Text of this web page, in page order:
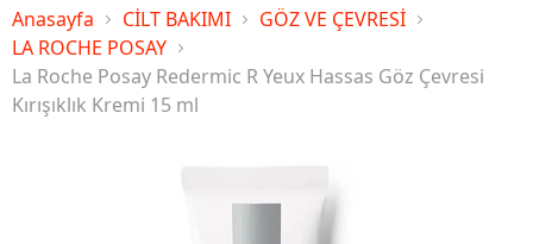
Anasayfa CİLT BAKIMI
GÖZ VE ÇEVRESİ
LA ROCHE POSAY
La Roche Posay Redermic R Yeux Hassas Göz Çevresi
Kırışıklık Kremi 15 ml